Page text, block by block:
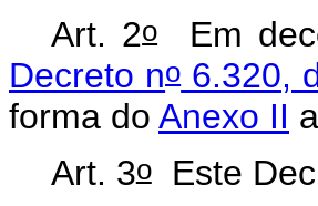
Art. 2oEm
Decreto no6.320,
forma do Anexo II
Art. 3oEste